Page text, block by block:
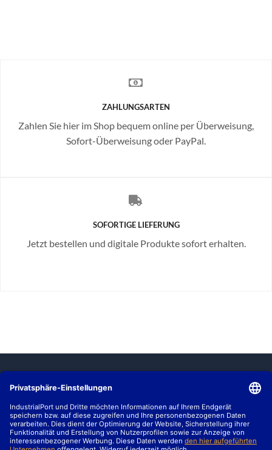
ZAHLUNGSARTEN
Zahlen Sie hier im Shop bequem online per Überweisung,
Sofort-Überweisung oder PayPal.
SOFORTIGE LIEFERUNG
Jetzt bestellen und digitale Produkte sofort erhalten.
MARKTBERICHTE
HALLENBEWERTUNG